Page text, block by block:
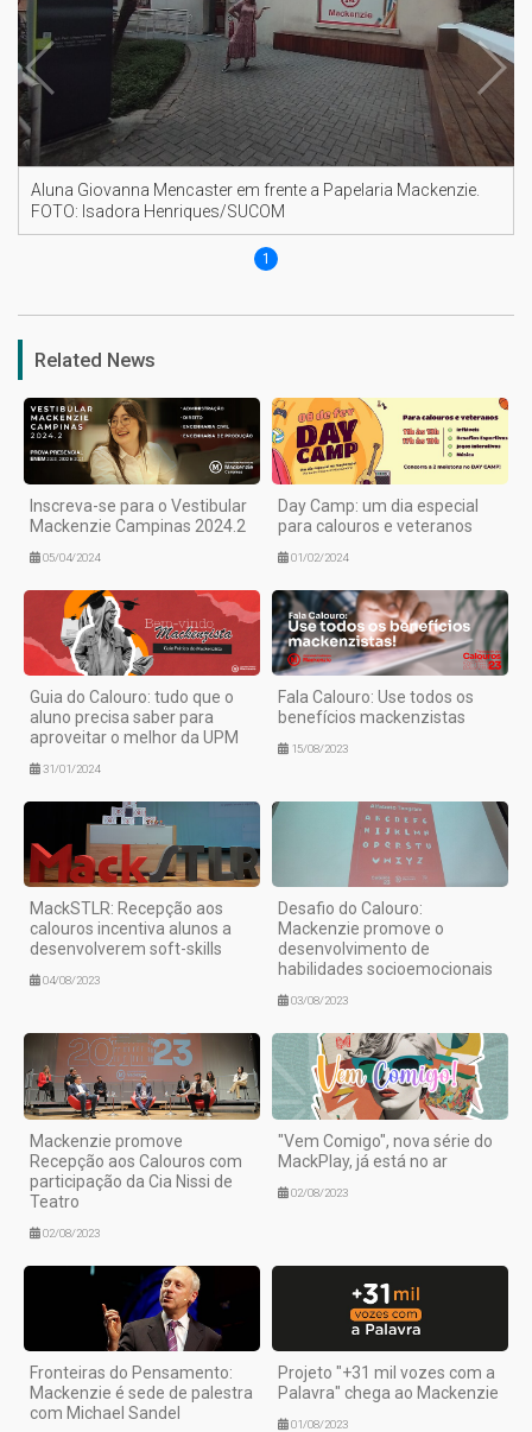
Aluna Giovanna Mencaster em frente a Papelaria Mackenzie.
FOTO: Isadora Henriques/SUCOM
1
Related News
Inscreva-se para o Vestibular
Mackenzie Campinas 2024.2
05/04/2024
Day Camp: um dia especial
para calouros e veteranos
01/02/2024
Guia do Calouro: tudo que o
aluno precisa saber para
aproveitar o melhor da UPM
31/01/2024
Fala Calouro: Use todos os
benefícios mackenzistas
15/08/2023
MackSTLR: Recepção aos
calouros incentiva alunos a
desenvolverem soft-skills
04/08/2023
Desafio do Calouro:
Mackenzie promove o
desenvolvimento de
habilidades socioemocionais
03/08/2023
Mackenzie promove
Recepção aos Calouros com
participação da Cia Nissi de
Teatro
02/08/2023
"Vem Comigo", nova série do
MackPlay, já está no ar
02/08/2023
Fronteiras do Pensamento:
Mackenzie é sede de palestra
com Michael Sandel
Projeto "+31 mil vozes com a
Palavra" chega ao Mackenzie
01/08/2023